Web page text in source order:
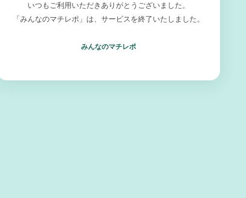
いつもご利用いただきありがとうございました。
「みんなのマチレポ」は、サービスを終了いたしました。
みんなのマチレポ